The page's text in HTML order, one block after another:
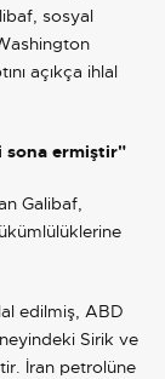
sosyal
açıkça ihlal
sona ermiştir"
Galibaf,
edilmiş, ABD
Sirik ve
İran petrolüne